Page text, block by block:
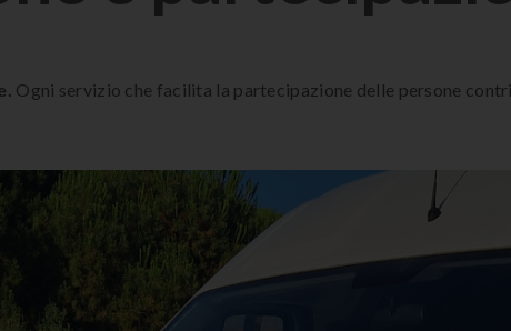
Ogni servizio che facilita la partecipazione delle persone